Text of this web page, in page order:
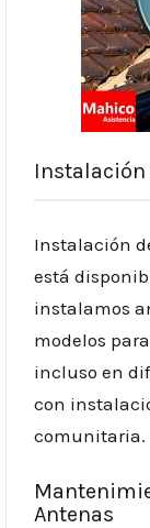
Instalación
Instalación
está
instalamos
modelos
incluso en
con
comunitaria.
Antenas